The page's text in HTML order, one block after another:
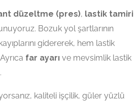
düzeltme (pres), lastik tamiri
Bozuk yol şartlarının
gidererek, hem lastik
far ayarı ve mevsimlik lastik
kaliteli işçilik, güler yüzlü